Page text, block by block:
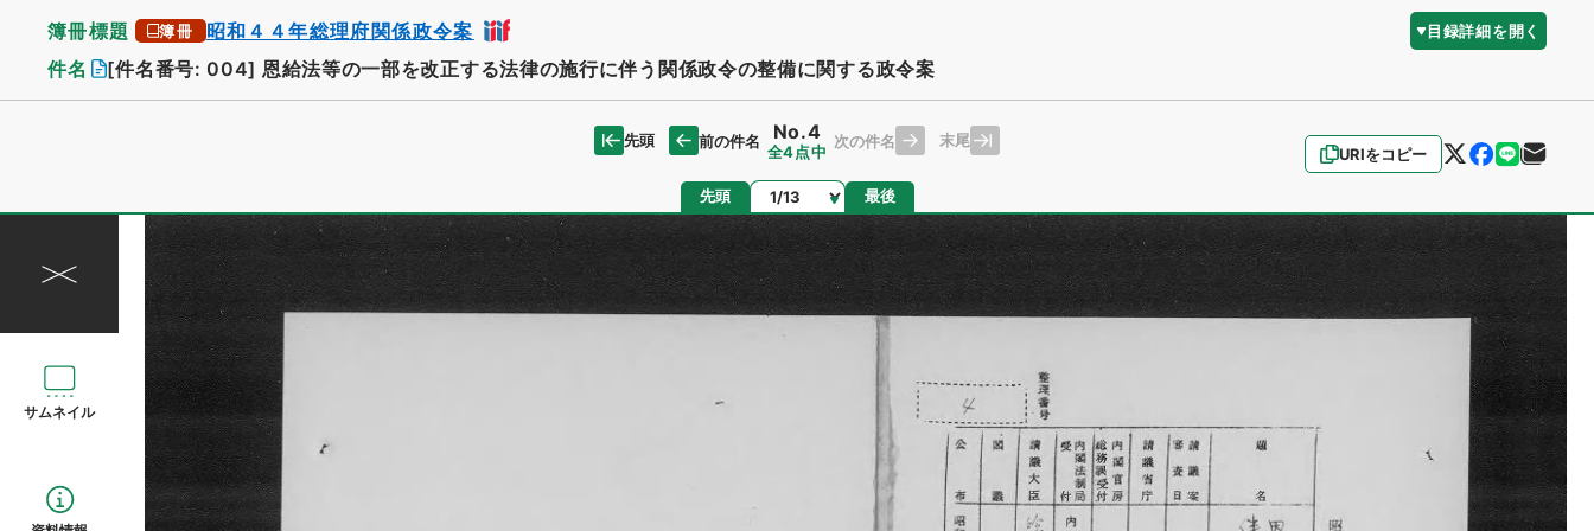
簿冊標題 簿冊 昭和４４年総理府関係政令案 目録詳細を開く
件名 [件名番号: 004] 恩給法等の一部を改正する法律の施行に伴う関係政令の整備に関する政令案
URIをコピー
先頭 前の件名 No.4
全4点中
次の件名 末尾
先頭 ページ 最後
サムネイル